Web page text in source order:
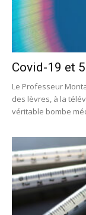
Covid-19 et
Le Professeur
des lèvres, à la
véritable bombe